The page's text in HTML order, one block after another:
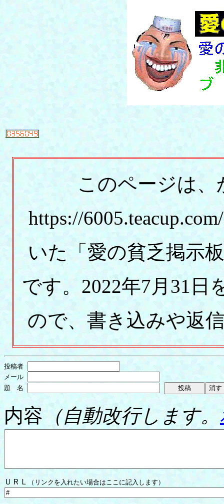
このページは、
https://
いた「愛の貧乏掲示
です。2022年7月31日
ので、書き込みや返
投稿者
メール
題 名
内容 （自動改行します。
ＵＲＬ （リンクを入れたい場合はここに記入します）